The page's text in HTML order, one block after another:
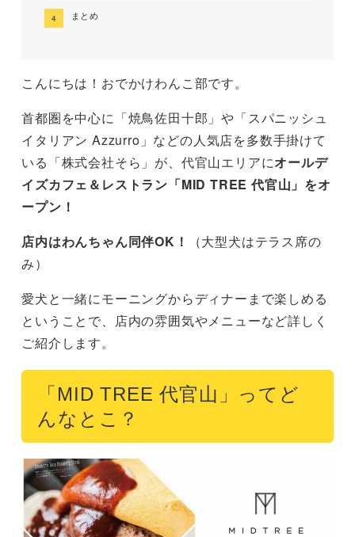
まとめ
こんにちは！おでかけわんこ部です。
首都圏を中心に「焼鳥佐田十郎」や「スパニッシュ
イタリアン Azzurro」などの人気店を多数手掛けて
いる「株式会社そら」が、代官山エリアにオールデ
イズカフェ＆レストラン「MID TREE 代官山」をオ
ープン！
店内はわんちゃん同伴OK！
（大型犬はテラス席の
み）
愛犬と一緒にモーニングからディナーまで楽しめる
ということで、店内の雰囲気やメニューなど詳しく
ご紹介します。
「MID TREE 代官山」ってど
んなとこ？